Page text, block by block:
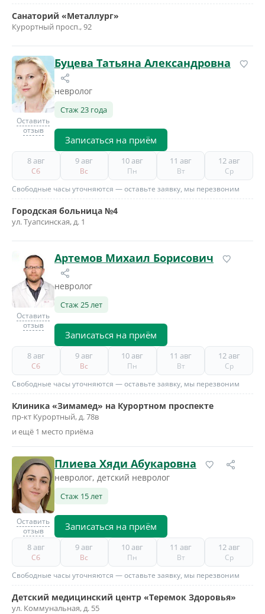
Санаторий «Металлург»
Курортный просп., 92
Оставить
отзыв
Буцева Татьяна Александровна
невролог
Стаж 23 года
Записаться на приём
8 авг
Сб
9 авг
Вс
10 авг
Пн
11 авг
Вт
12 авг
Ср
Свободные часы уточняются — оставьте заявку, мы перезвоним
Городская больница №4
ул. Туапсинская, д. 1
Оставить
отзыв
Артемов Михаил Борисович
невролог
Стаж 25 лет
Записаться на приём
8 авг
Сб
9 авг
Вс
10 авг
Пн
11 авг
Вт
12 авг
Ср
Свободные часы уточняются — оставьте заявку, мы перезвоним
Клиника «Зимамед» на Курортном проспекте
пр-кт Курортный, д. 78в
и ещё 1 место приёма
Оставить
отзыв
Плиева Хяди Абукаровна
невролог, детский невролог
Стаж 15 лет
Записаться на приём
8 авг
Сб
9 авг
Вс
10 авг
Пн
11 авг
Вт
12 авг
Ср
Свободные часы уточняются — оставьте заявку, мы перезвоним
Детский медицинский центр «Теремок Здоровья»
ул. Коммунальная, д. 55